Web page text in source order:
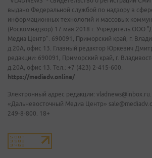
выдано Федеральной службой по надзору в
информационных технологий и массовых
(Роскомнадзор) 17 мая 2018 г. Учредитель ООО
Медиа Центр". 690091, Приморский край, г.
д.20А, офис 13. Главный редактор Юркевич
редакции: 690091, Приморский край, г.
д.20А, офис 13. Тел.: +7 (423) 2-415-600.
https://mediadv.online/
Электронный адрес редакции:
«Дальневосточный Медиа Центр»
249-8-800. 18+